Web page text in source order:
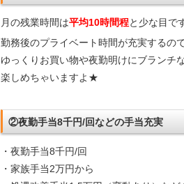
月の残業時間は平均10時間程と少な目で
勤務後のプライベート時間が充実するの
ゆっくりお買い物や夜勤明けにブランチ
楽しめちゃいますよ★
②夜勤手当8千円/回などの手当充実
・夜勤手当8千円/回
・家族手当2万円から